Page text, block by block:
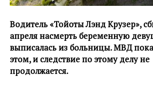
Водитель «Тойоты Лэнд Крузер»,
апреля насмерть беременную
выписалась из больницы. МВД
этом, и следствие по этому делу не
продолжается.